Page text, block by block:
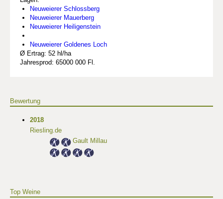
Neuweierer Schlossberg
Neuweierer Mauerberg
Neuweierer Heiligenstein
Neuweierer Goldenes Loch
Ø Ertrag: 52 hl/ha
Jahresprod: 65000 000 Fl.
Bewertung
2018
Riesling.de
Gault Millau
Top Weine